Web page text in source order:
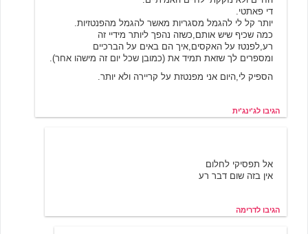
די פאתטי.
יותר קל לי להגמל מסגריות מאשר להגמל מהפנטזיות.
כמה שכיף שיש אותם,כשזה נהפך ליותר מידיי זה
רע,לפנטז על האקסים,איך הם באים על הברכיים
ומספרים לך שזאת תמיד את (כמובן שכל יום זה מישהו אחר).
הספיק לי,היום אני מפנטזת על קריירה ולא יותר.
הגיבו לג'ינג'ית
אל תפסיקי לחלום
אין בזה שום דבר רע
הגיבו לדרימה